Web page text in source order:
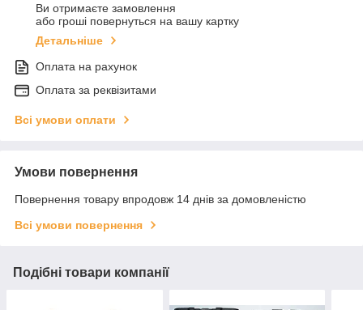
Ви отримаєте замовлення
або гроші повернуться на вашу картку
Детальніше
Оплата на рахунок
Оплата за реквізитами
Всі умови оплати
Умови повернення
Повернення товару впродовж 14 днів за домовленістю
Всі умови повернення
Подібні товари компанії